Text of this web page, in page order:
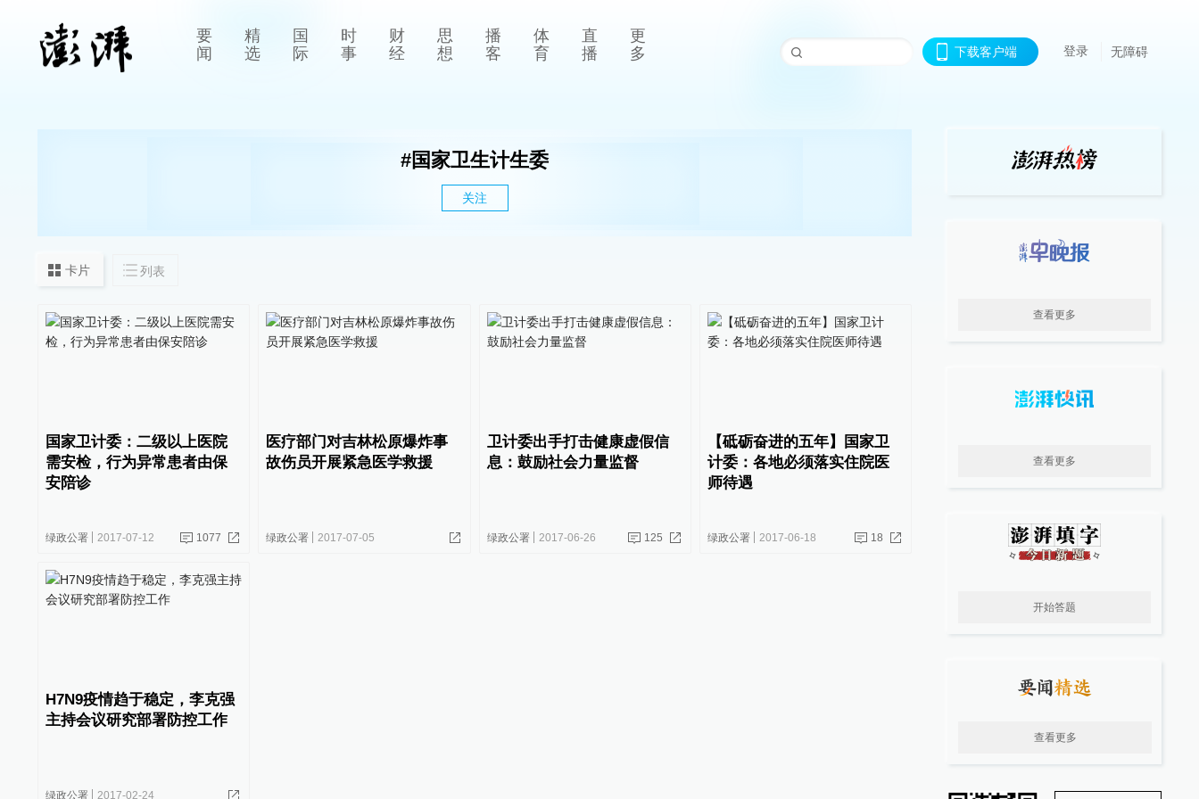
要
闻
精
选
国
际
时
事
财
经
思
想
播
客
体
育
直
播
更
多
下载客户端 登录 无障碍
#国家卫生计生委
关注
卡片 列表
国家卫计委：二级以上医院
需安检，行为异常患者由保
安陪诊
绿政公署 2017-07-12 1077
医疗部门对吉林松原爆炸事
故伤员开展紧急医学救援
绿政公署 2017-07-05
卫计委出手打击健康虚假信
息：鼓励社会力量监督
绿政公署 2017-06-26 125
【砥砺奋进的五年】国家卫
计委：各地必须落实住院医
师待遇
绿政公署 2017-06-18 18
H7N9疫情趋于稳定，李克强
主持会议研究部署防控工作
绿政公署 2017-02-24
查看更多
查看更多
开始答题
查看更多